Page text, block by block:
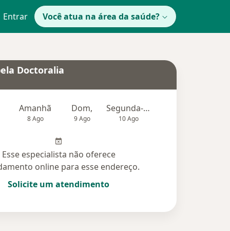
Entrar Você atua na área da saúde?
Doctoralia
Amanhã
8 Ago
Dom,
9 Ago
Segunda-feira
10 Ago
Esse especialista não oferece
online para esse endereço.
Solicite um atendimento